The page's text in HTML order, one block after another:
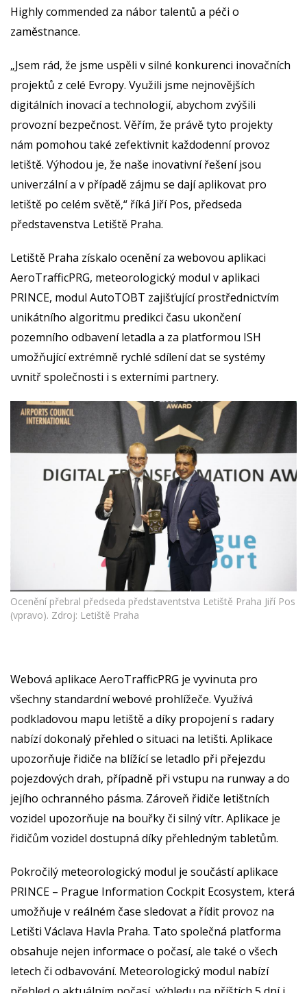
Highly commended za nábor talentů a péči o
zaměstnance.
„Jsem rád, že jsme uspěli v silné konkurenci inovačních
projektů z celé Evropy. Využili jsme nejnovějších
digitálních inovací a technologií, abychom zvýšili
provozní bezpečnost. Věřím, že právě tyto projekty
nám pomohou také zefektivnit každodenní provoz
letiště. Výhodou je, že naše inovativní řešení jsou
univerzální a v případě zájmu se dají aplikovat pro
letiště po celém světě,“ říká Jiří Pos, předseda
představenstva Letiště Praha.
Letiště Praha získalo ocenění za webovou aplikaci
AeroTrafficPRG, meteorologický modul v aplikaci
PRINCE, modul AutoTOBT zajišťující prostřednictvím
unikátního algoritmu predikci času ukončení
pozemního odbavení letadla a za platformou ISH
umožňující extrémně rychlé sdílení dat se systémy
uvnitř společnosti i s externími partnery.
Ocenění přebral předseda představentstva Letiště Praha Jiří Pos
(vpravo). Zdroj: Letiště Praha
Webová aplikace AeroTrafficPRG je vyvinuta pro
všechny standardní webové prohlížeče. Využívá
podkladovou mapu letiště a díky propojení s radary
nabízí dokonalý přehled o situaci na letišti. Aplikace
upozorňuje řidiče na blížící se letadlo při přejezdu
pojezdových drah, případně při vstupu na runway a do
jejího ochranného pásma. Zároveň řidiče letištních
vozidel upozorňuje na bouřky či silný vítr. Aplikace je
řidičům vozidel dostupná díky přehledným tabletům.
Pokročilý meteorologický modul je součástí aplikace
PRINCE – Prague Information Cockpit Ecosystem, která
umožňuje v reálném čase sledovat a řídit provoz na
Letišti Václava Havla Praha. Tato společná platforma
obsahuje nejen informace o počasí, ale také o všech
letech či odbavování. Meteorologický modul nabízí